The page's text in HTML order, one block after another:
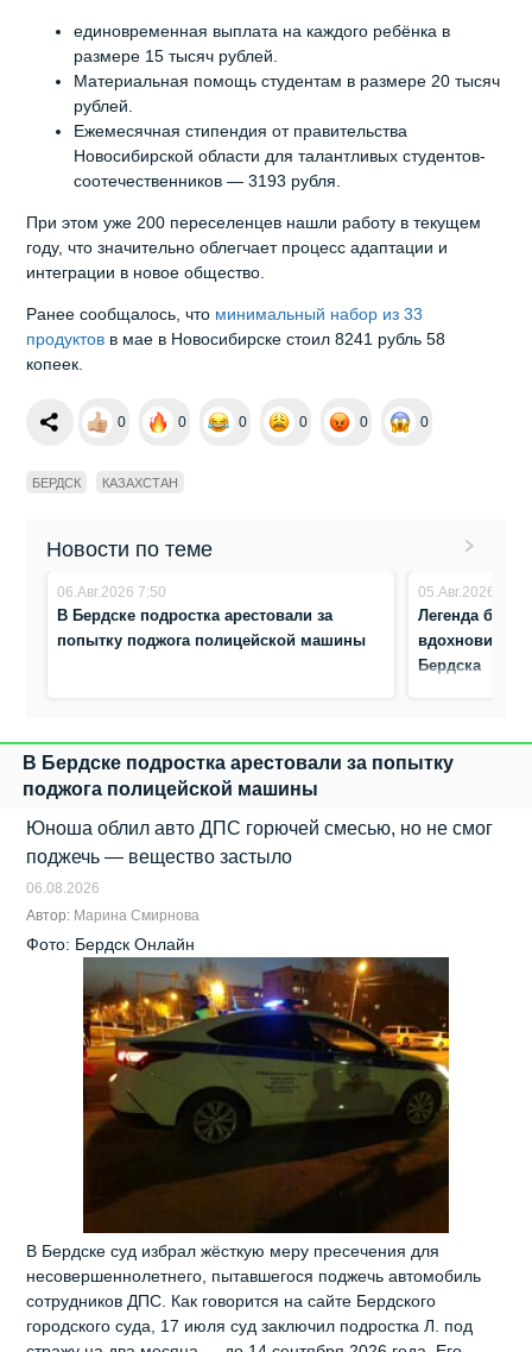
единовременная выплата на каждого ребёнка в
размере 15 тысяч рублей.
Материальная помощь студентам в размере 20 тысяч
рублей.
Ежемесячная стипендия от правительства
Новосибирской области для талантливых студентов-
соотечественников — 3193 рубля.
При этом уже 200 переселенцев нашли работу в текущем
году, что значительно облегчает процесс адаптации и
интеграции в новое общество.
Ранее сообщалось, что минимальный набор из 33
продуктов в мае в Новосибирске стоил 8241 рубль 58
копеек.
0 0 0 0 0 0
БЕРДСК КАЗАХСТАН
Новости по теме
06.Авг.2026 7:50
В Бердске подростка арестовали за
попытку поджога полицейской машины
05.Авг.2026 8:17
Легенда
вдохновила
Бердска
В Бердске подростка арестовали за попытку
поджога полицейской машины
Юноша облил авто ДПС горючей смесью, но не смог
поджечь — вещество застыло
06.08.2026
Автор: Марина Смирнова
Фото: Бердск Онлайн
В Бердске суд избрал жёсткую меру пресечения для
несовершеннолетнего, пытавшегося поджечь автомобиль
сотрудников ДПС. Как говорится на сайте Бердского
городского суда, 17 июля суд заключил подростка Л. под